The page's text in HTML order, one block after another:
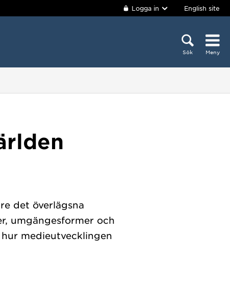
Logga in English site
Sök Meny
det överlägsna
umgängesformer och
medieutvecklingen